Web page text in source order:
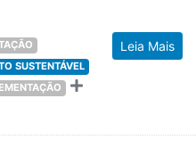
Leia Mais
SUSTENTÁVEL